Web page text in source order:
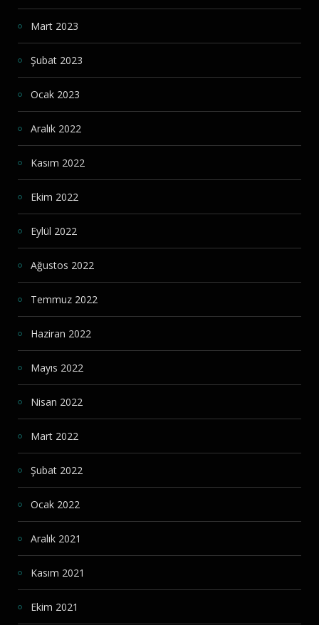
Mart 2023
Şubat 2023
Ocak 2023
Aralık 2022
Kasım 2022
Ekim 2022
Eylül 2022
Ağustos 2022
Temmuz 2022
Haziran 2022
Mayıs 2022
Nisan 2022
Mart 2022
Şubat 2022
Ocak 2022
Aralık 2021
Kasım 2021
Ekim 2021